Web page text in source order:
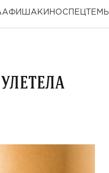
АФИША КИНОСПЕЦТЕМЫ